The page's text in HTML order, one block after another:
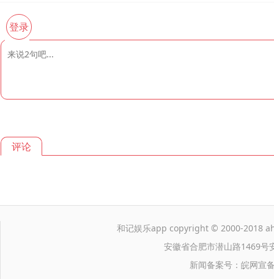
登录
评论
和记娱乐app copyright © 2000-2018
安徽省合肥市潜山路1469号
新闻备案号：皖网宣